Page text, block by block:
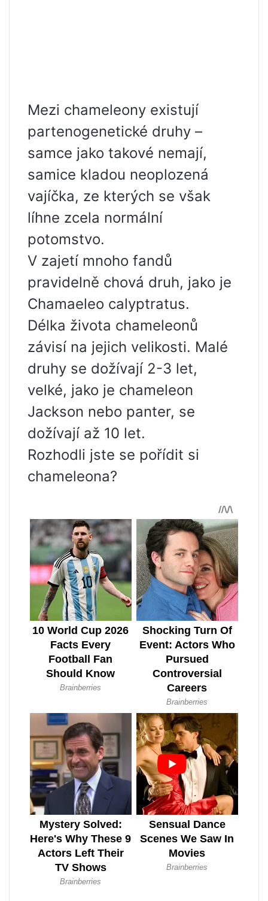
Mezi chameleony existují
partenogenetické druhy –
samce jako takové nemají,
samice kladou neoplozená
vajíčka, ze kterých se však
líhne zcela normální
potomstvo.
V zajetí mnoho fandů
pravidelně chová druh, jako je
Chamaeleo calyptratus.
Délka života chameleonů
závisí na jejich velikosti. Malé
druhy se dožívají 2-3 let,
velké, jako je chameleon
Jackson nebo panter, se
dožívají až 10 let.
Rozhodli jste se pořídit si
chameleona?